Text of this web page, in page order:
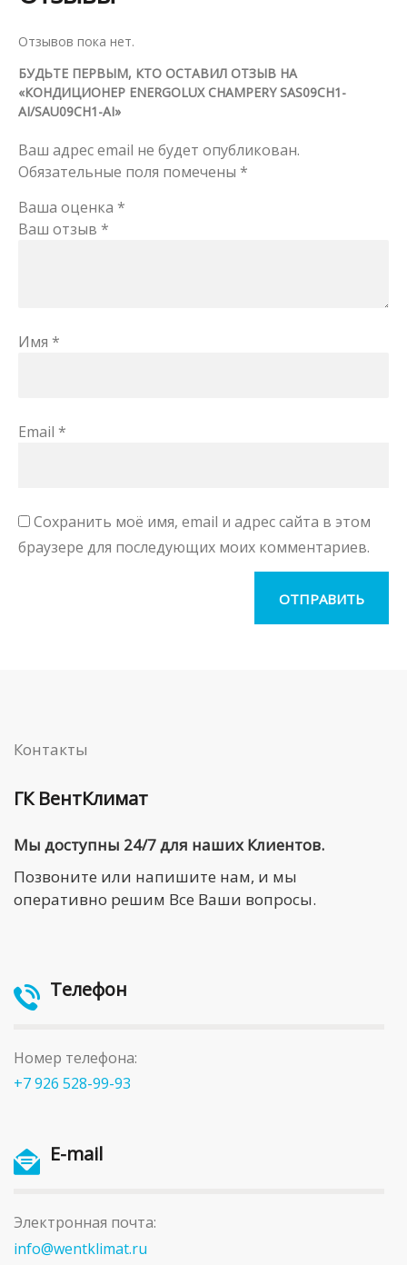
Отзывов пока нет.
БУДЬТЕ ПЕРВЫМ, КТО ОСТАВИЛ ОТЗЫВ НА
«КОНДИЦИОНЕР ENERGOLUX CHAMPERY SAS09CH1-
AI/SAU09CH1-AI»
Ваш адрес email не будет опубликован.
Обязательные поля помечены *
Ваша оценка *
Ваш отзыв *
Имя *
Email *
Сохранить моё имя, email и адрес сайта в этом
браузере для последующих моих комментариев.
Контакты
ГК ВентКлимат
Мы доступны 24/7 для наших Клиентов.
Позвоните или напишите нам, и мы
оперативно решим Все Ваши вопросы.
Телефон
Номер телефона:
+7 926 528-99-93
E-mail
Электронная почта:
info@wentklimat.ru